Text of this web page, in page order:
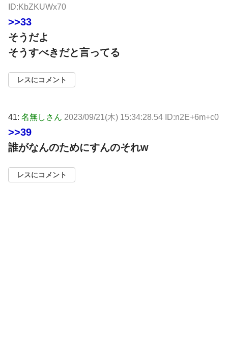
ID:KbZKUWx70
>>33
そうだよ
そうすべきだと言ってる
レスにコメント
41: 名無しさん 2023/09/21(木) 15:34:28.54 ID:n2E+6m+c0
>>39
誰がなんのためにすんのそれw
レスにコメント